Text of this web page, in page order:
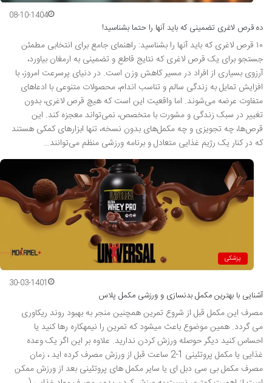
08-10-1404
ده قرص لاغری تضمینی که باید آنها را حتما بشناسید!
۱۰ قرص لاغری که باید آنها را بشناسید: راهنمای جامع برای انتخابی مطمئن
جستجو برای یک قرص لاغری که نتایج قاطع و تضمینی به ارمغان بیاورد،
آرزوی بسیاری از افراد در مسیر کاهش وزن است. در دنیای پرسرعت امروز، با
افزایش تمایل به زندگی سالم و تناسب اندام، محصولات متنوعی با ادعاهای
متفاوت عرضه می‌شوند. اما واقعیت این است که هیچ قرص لاغری، بدون
تغییر در سبک زندگی و مشورت با متخصص، نمی‌تواند معجزه کند. این
قرص‌ها، چه تجویزی و چه مکمل‌های بدون نسخه، تنها ابزارهای کمکی هستند
که در کنار یک رژیم غذایی متعادل و برنامه ورزشی منظم می‌توانند…
پزشکی
30-03-1401
آشنایی با بهترین مکمل بدنسازی و ورزشی مکمل پلاس
مصرف این مکمل قبل از شروع تمرین همچنین منجر به بهبود روند ریکاوری
می گردد. همین موضوع باعث میشود که تمرین را نیمهکاره رها کنید یا
احساس کنید دیگر حوصله ورزش کردن ندارید. علاوه بر این اگر یک وعده
غذایی یا مکمل پروتئینی 1-2 ساعت قبل از ورزش مصرف کرده اید ، زمان
مصرف مکمل بی سی دبل ای یا سایر مکمل های پروتئینی بعد از ورزش ممکن